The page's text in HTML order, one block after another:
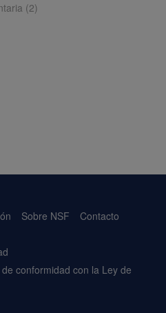
(2)
Sobre NSF Contacto
conformidad con la Ley de